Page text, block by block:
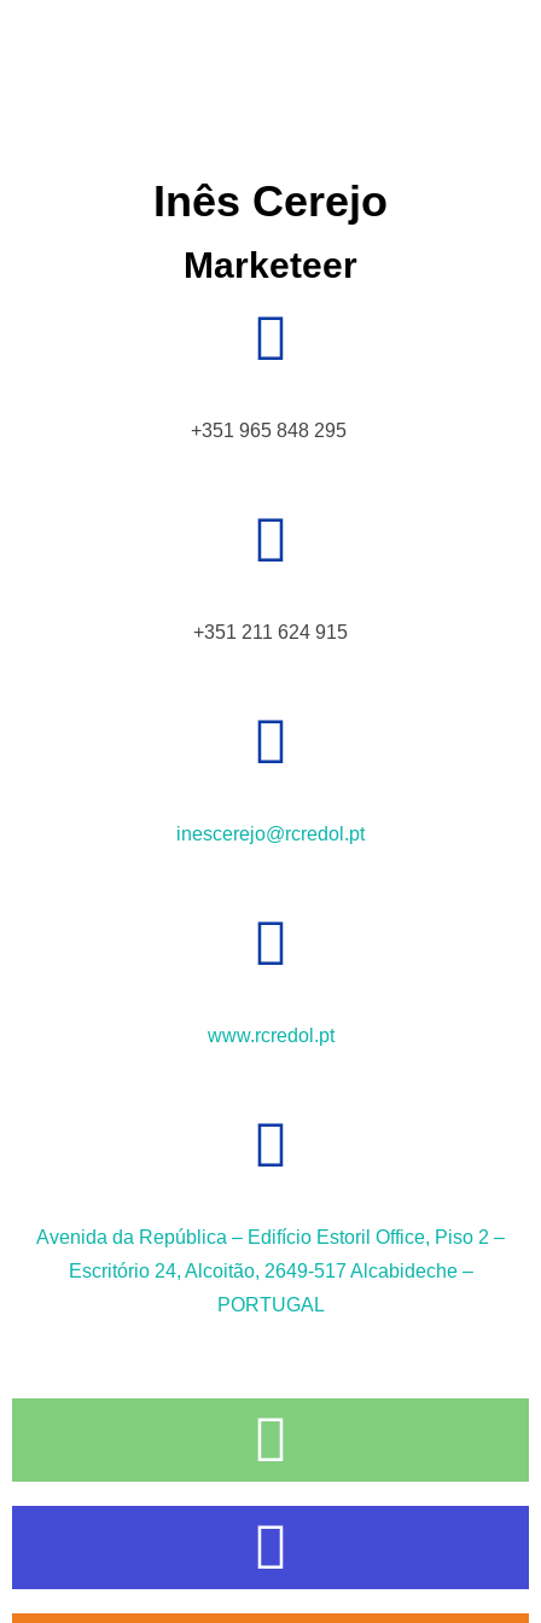
Inês Cerejo
Marketeer
+351 965 848 295
+351 211 624 915
inescerejo@rcredol.pt
www.rcredol.pt
Avenida da República – Edifício Estoril Office, Piso 2 –
Escritório 24, Alcoitão, 2649-517 Alcabideche –
PORTUGAL